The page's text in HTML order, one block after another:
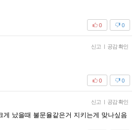
0
0
신고 공감 확인
0
0
신고 공감 확인
났을때 불문율같은거 지키는게 맞나싶음